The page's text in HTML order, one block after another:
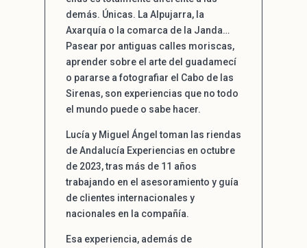
demás. Únicas. La Alpujarra, la
Axarquía o la comarca de la Janda…
Pasear por antiguas calles moriscas,
aprender sobre el arte del guadamecí
o pararse a fotografiar el Cabo de las
Sirenas, son experiencias que no todo
el mundo puede o sabe hacer.
Lucía y Miguel Ángel toman las riendas
de Andalucía Experiencias en octubre
de 2023, tras más de 11 años
trabajando en el asesoramiento y guía
de clientes internacionales y
nacionales en la compañía.
Esa experiencia, además de